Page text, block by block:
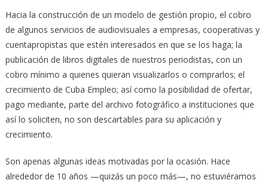
Hacia la construcción de un modelo de gestión propio, el cobro
de algunos servicios de audiovisuales a empresas, cooperativas y
cuentapropistas que estén interesados en que se los haga; la
publicación de libros digitales de nuestros periodistas, con un
cobro mínimo a quienes quieran visualizarlos o comprarlos; el
crecimiento de Cuba Empleo; así como la posibilidad de ofertar,
pago mediante, parte del archivo fotográfico a instituciones que
así lo soliciten, no son descartables para su aplicación y
crecimiento.
Son apenas algunas ideas motivadas por la ocasión. Hace
alrededor de 10 años —quizás un poco más—, no estuviéramos